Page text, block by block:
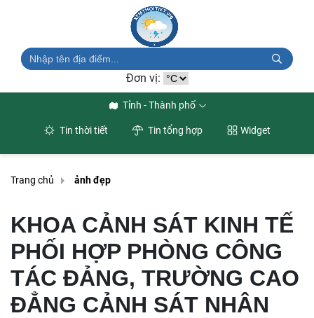
Đơn vị:
Tỉnh - Thành phố
Tin thời tiết Tin tổng hợp Widget
Trang chủ ảnh đẹp
KHOA CẢNH SÁT KINH TẾ
PHỐI HỢP PHÒNG CÔNG
TÁC ĐẢNG, TRƯỜNG CAO
ĐẲNG CẢNH SÁT NHÂN